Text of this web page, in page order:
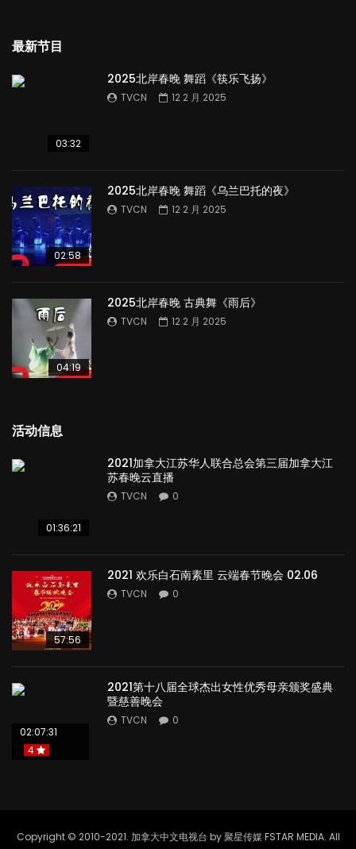
最新节目
03:32
2025北岸春晚 舞蹈《筷乐飞扬》
TVCN 12 2 月 2025
02:58
2025北岸春晚 舞蹈《乌兰巴托的夜》
TVCN 12 2 月 2025
04:19
2025北岸春晚 古典舞《雨后》
TVCN 12 2 月 2025
活动信息
01:36:21
2021加拿大江苏华人联合总会第三届加拿大江
苏春晚云直播
TVCN 0
57:56
2021 欢乐白石南素里 云端春节晚会 02.06
TVCN 0
02:07:31
4
2021第十八届全球杰出女性优秀母亲颁奖盛典
暨慈善晚会
TVCN 0
Copyright © 2010-2021. 加拿大中文电视台 by 聚星传媒 FSTAR MEDIA. All